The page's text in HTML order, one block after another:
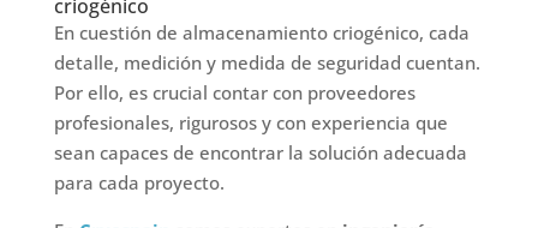
criogénico
En cuestión de almacenamiento criogénico, cada
detalle, medición y medida de seguridad cuentan.
Por ello, es crucial contar con proveedores
profesionales, rigurosos y con experiencia que
sean capaces de encontrar la solución adecuada
para cada proyecto.